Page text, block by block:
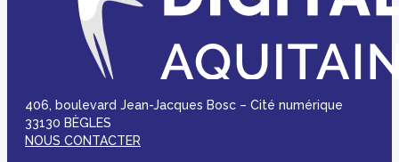
406, boulevard Jean-Jacques Bosc – Cité numérique
33130 BÈGLES
NOUS CONTACTER